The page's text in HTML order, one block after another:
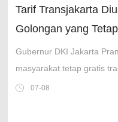
Tarif Transjakarta
Golongan yang
Gubernur DKI Jakarta
masyarakat tetap gratis
kenaikan tarif Transjakarta
07-08